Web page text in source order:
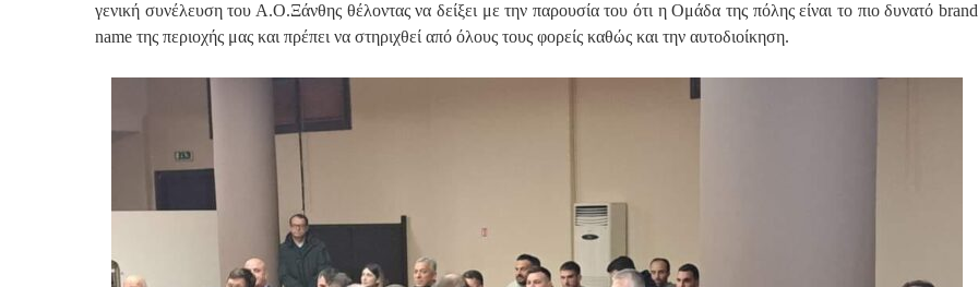
γενική συνέλευση του Α.Ο.Ξάνθης θέλοντας να δείξει με την παρουσία του ότι η Ομάδα της πόλης είναι το πιο δυνατό brand
name της περιοχής μας και πρέπει να στηριχθεί από όλους τους φορείς καθώς και την αυτοδιοίκηση.